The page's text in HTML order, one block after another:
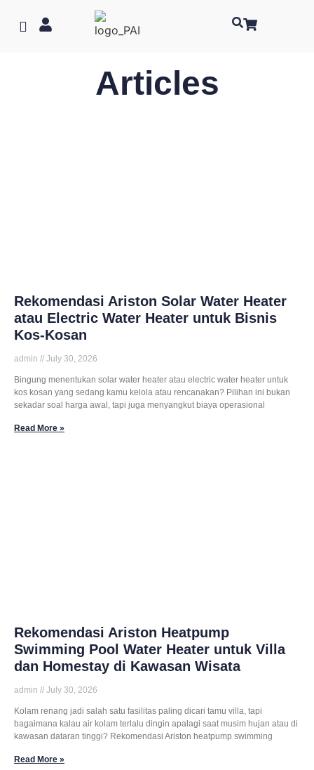
Articles
Rekomendasi Ariston Solar Water Heater
atau Electric Water Heater untuk Bisnis
Kos-Kosan
admin July 30, 2026
Bingung menentukan solar water heater atau electric water heater untuk
kos kosan yang sedang kamu kelola atau rencanakan? Pilihan ini bukan
sekadar soal harga awal, tapi juga menyangkut biaya operasional
Read More »
Rekomendasi Ariston Heatpump
Swimming Pool Water Heater untuk Villa
dan Homestay di Kawasan Wisata
admin July 30, 2026
Kolam renang jadi salah satu fasilitas paling dicari tamu villa, tapi
bagaimana kalau air kolam terlalu dingin apalagi saat musim hujan atau di
kawasan dataran tinggi? Rekomendasi Ariston heatpump swimming
Read More »